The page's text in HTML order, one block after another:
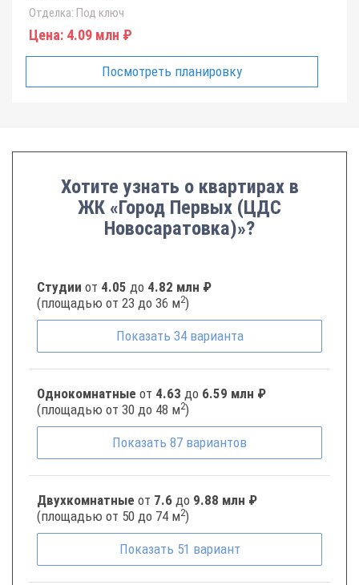
Отделка: Под ключ
Цена: 4.09 млн ₽
Посмотреть планировку
Хотите узнать о квартирах в
ЖК «Город Первых (ЦДС
Новосаратовка)»?
Студии от 4.05 до 4.82 млн ₽
(площадью от 23 до 36 м2)
Показать 34 варианта
Однокомнатные от 4.63 до 6.59 млн ₽
(площадью от 30 до 48 м2)
Показать 87 вариантов
Двухкомнатные от 7.6 до 9.88 млн ₽
(площадью от 50 до 74 м2)
Показать 51 вариант